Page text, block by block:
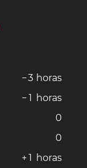
−3 horas
− 1 horas
0
0
+ 1 horas